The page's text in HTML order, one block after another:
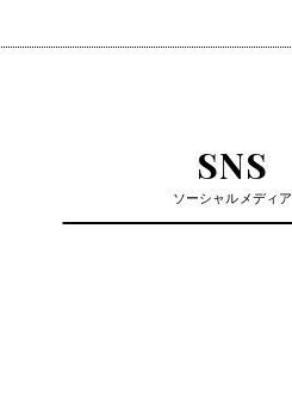
SNS
ソーシャルメディア